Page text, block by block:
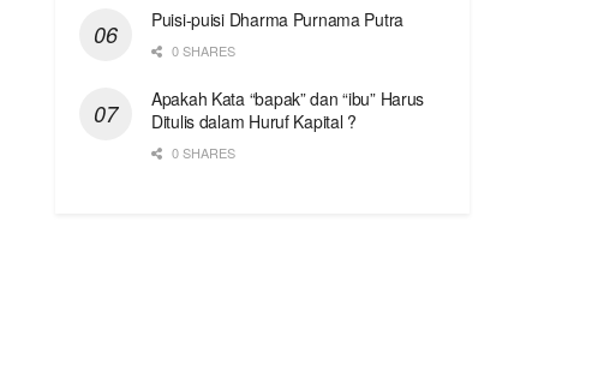
Puisi-puisi Dharma Purnama Putra
0 SHARES
Apakah Kata “bapak” dan “ibu” Harus
Ditulis dalam Huruf Kapital ?
0 SHARES